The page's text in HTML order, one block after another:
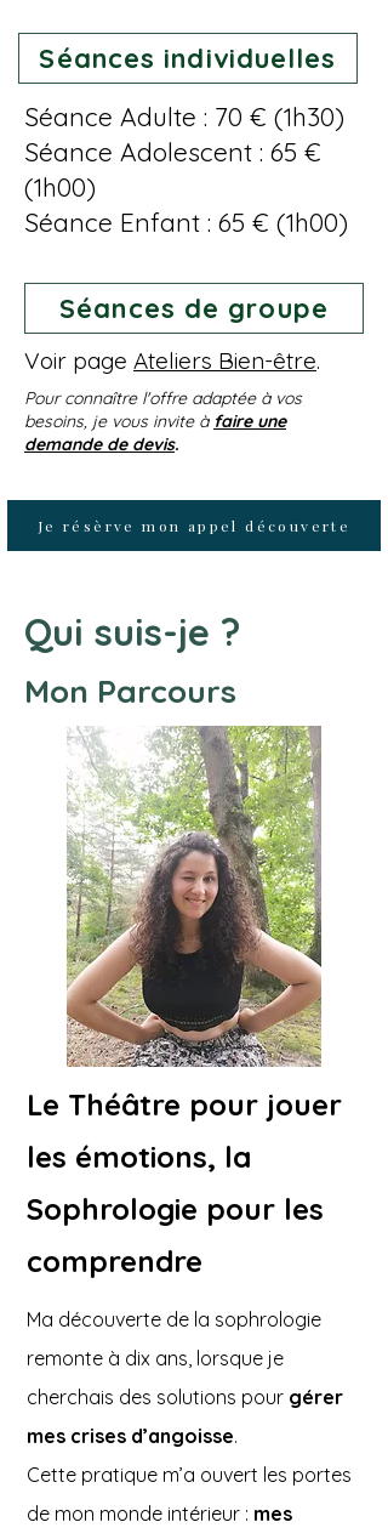
Séances individuelles
Séance Adulte : 70 € (1h30)
Séance Adolescent : 65 €
(1h00)
Séance Enfant : 65 € (1h00)
Séances de groupe
Voir page Ateliers Bien-être.
Pour connaître l'offre adaptée à vos
besoins, je vous invite à faire une
demande de devis.
Je résèrve mon appel découverte
Qui suis-je ?
Mon Parcours
Le Théâtre pour jouer
les émotions, la
Sophrologie pour les
comprendre
Ma découverte de la sophrologie
remonte à dix ans, lorsque je
cherchais des solutions pour gérer
mes crises d’angoisse.
Cette pratique m’a ouvert les portes
de mon monde intérieur : mes